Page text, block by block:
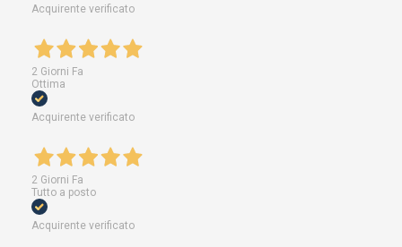
Acquirente verificato
2 Giorni Fa
Ottima
Acquirente verificato
2 Giorni Fa
Tutto a posto
Acquirente verificato